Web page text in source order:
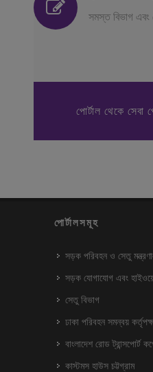
সমস্ত বিভাগ এবং
পোর্টাল থেকে
পোর্টালসমূহ
সড়ক পরিবহন ও সেতু
সড়ক যোগাযোগ এবং
সেতু বিভাগ
ঢাকা পরিবহন সমন্বয় কর্তৃপক্ষ
বাংলাদেশ রোড ট্রান্সপোর্ট
কাস্টমস হাউস চট্টগ্রাম